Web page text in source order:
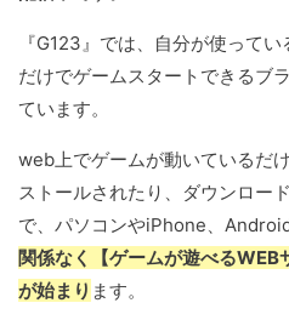
『G123』では、自分が使って
だけでゲームスタートできるブ
ています。
web上でゲームが動いているだ
ストールされたり、ダウンロー
で、パソコンやiPhone、
関係なく【ゲームが遊べるWEB
が始まり ます。